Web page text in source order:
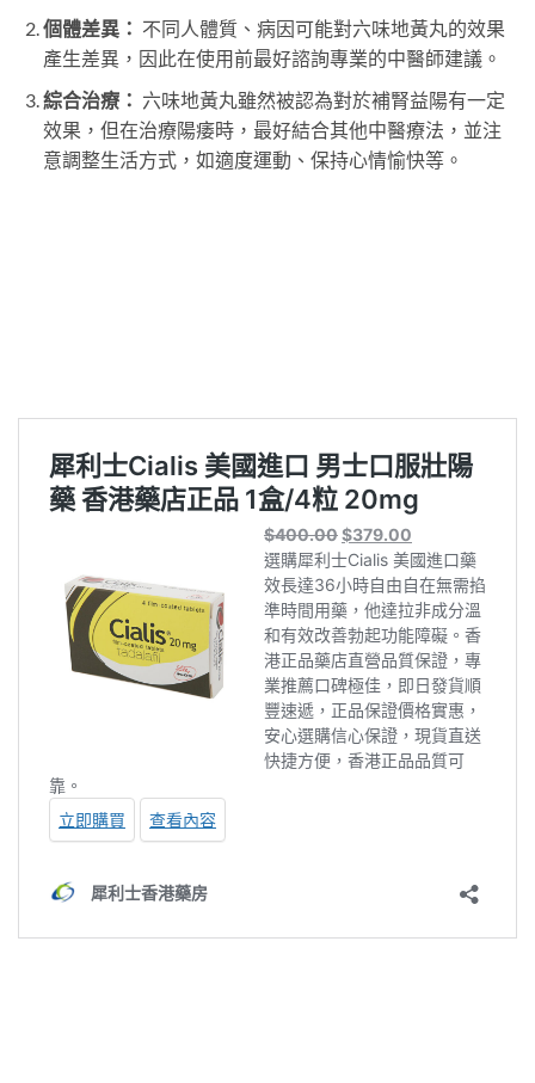
個體差異： 不同人體質、病因可能對六味地黃丸的效果
產生差異，因此在使用前最好諮詢專業的中醫師建議。
綜合治療： 六味地黃丸雖然被認為對於補腎益陽有一定
效果，但在治療陽痿時，最好結合其他中醫療法，並注
意調整生活方式，如適度運動、保持心情愉快等。